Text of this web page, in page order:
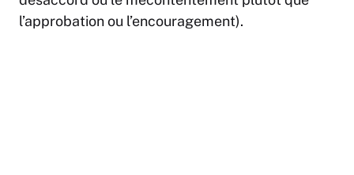
l’approbation ou l’encouragement).